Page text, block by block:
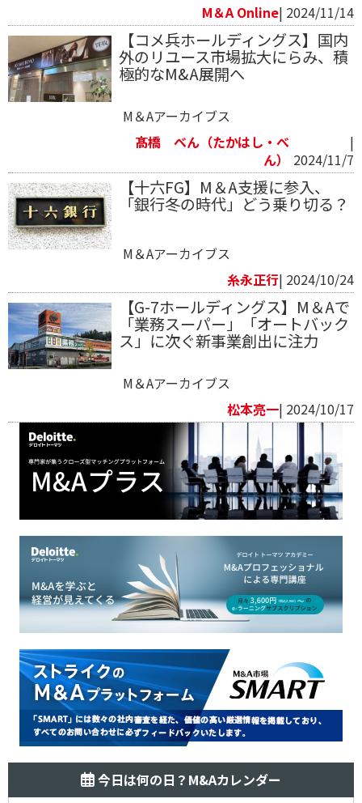
M＆A Online| 2024/11/14
【コメ兵ホールディングス】国内
外のリユース市場拡大にらみ、積
極的なM&A展開へ
M＆Aアーカイブス
髙橋 べん（たかはし・べ
ん）
|
2024/11/7
【十六FG】M＆A支援に参入、
「銀行冬の時代」どう乗り切る？
M＆Aアーカイブス
糸永正行| 2024/10/24
【G-7ホールディングス】M＆Aで
「業務スーパー」「オートバック
ス」に次ぐ新事業創出に注力
M＆Aアーカイブス
松本亮一| 2024/10/17
今日は何の日？M&Aカレンダー